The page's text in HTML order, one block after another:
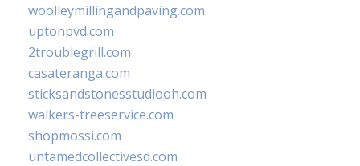
woolleymillingandpaving.com
uptonpvd.com
2troublegrill.com
casateranga.com
sticksandstonesstudiooh.com
walkers-treeservice.com
shopmossi.com
untamedcollectivesd.com